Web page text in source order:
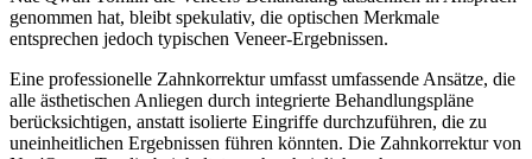
genommen hat, bleibt spekulativ, die optischen Merkmale
entsprechen jedoch typischen Veneer-Ergebnissen.
Eine professionelle Zahnkorrektur umfasst umfassende Ansätze, die
alle ästhetischen Anliegen durch integrierte Behandlungspläne
berücksichtigen, anstatt isolierte Eingriffe durchzuführen, die zu
uneinheitlichen Ergebnissen führen könnten. Die Zahnkorrektur von